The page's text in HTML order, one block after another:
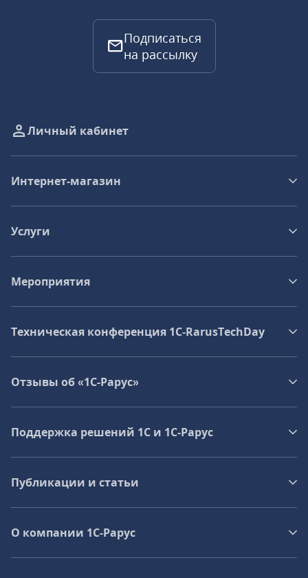
Подписаться
на рассылку
Личный кабинет
Интернет-магазин
Услуги
Мероприятия
Техническая конференция 1C‑RarusTechDay
Отзывы об «1С-Рарус»
Поддержка решений 1С и 1С‑Рарус
Публикации и статьи
О компании 1C-Рарус